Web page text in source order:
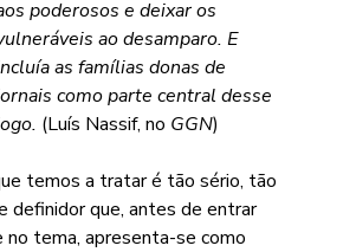
poderosos e deixar os
ao desamparo. E
as famílias donas de
como parte central desse
(Luís Nassif, no GGN)
temos a tratar é tão sério, tão
definidor que, antes de entrar
tema, apresenta-se como